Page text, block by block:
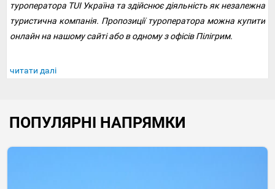
туроператора TUI Україна та здійснює діяльність як незалежна
туристична компанія. Пропозиції туроператора можна купити
онлайн на нашому сайті або в одному з офісів Пілігрим.
читати далі
ПОПУЛЯРНІ НАПРЯМКИ